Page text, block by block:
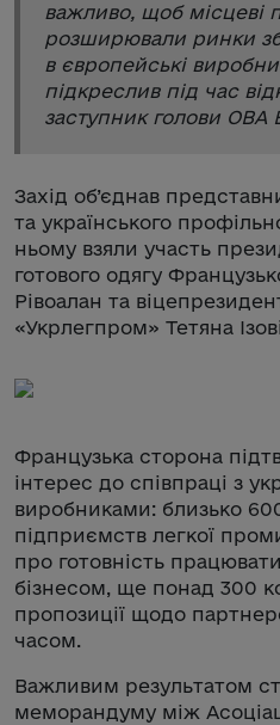
важливо, щоб місцеві
розширювали ринки
в європейські
підкреслив під час
заступник голови ОВА
Захід об’єднав
та українського
ньому взяли участь
готового одягу
Рівоалан та
«Укрлегпром» Тетяна
Французька сторона
інтерес до співпраці з
виробниками: близько
підприємств легкої
про готовність
бізнесом, ще понад 300
пропозиції щодо
часом.
Важливим результатом
меморандуму між